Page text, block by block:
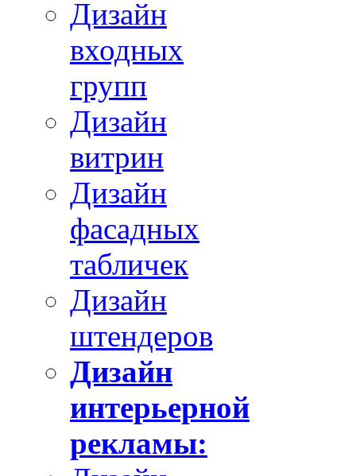
Дизайн
входных
групп
Дизайн
витрин
Дизайн
фасадных
табличек
Дизайн
штендеров
Дизайн
интерьерной
рекламы: